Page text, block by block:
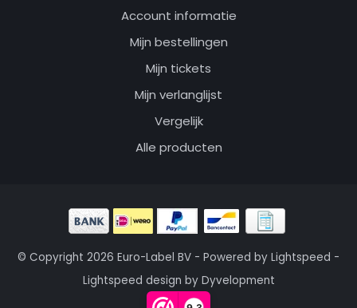
Account informatie
Mijn bestellingen
Mijn tickets
Mijn verlanglijst
Vergelijk
Alle producten
© Copyright 2026 Euro-Label BV - Powered by Lightspeed -
Lightspeed design by Dyvelopment